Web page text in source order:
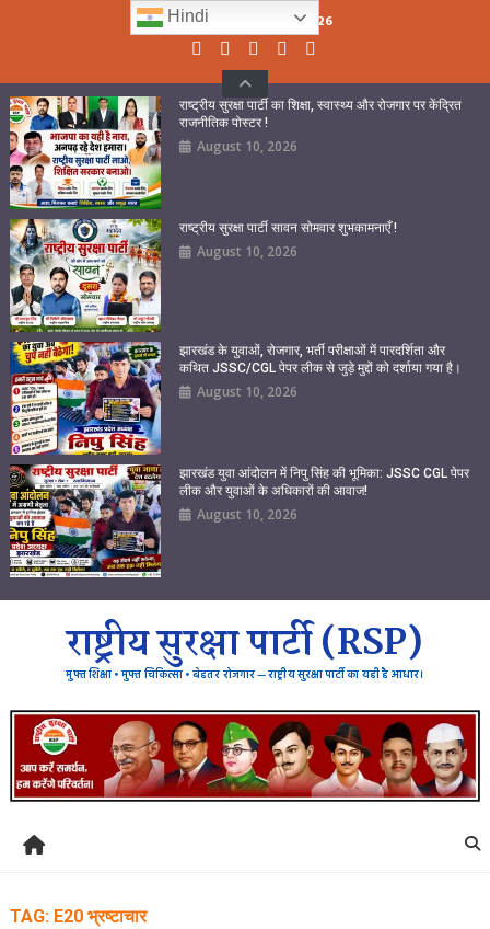
Monday, August 10, 2026
राष्ट्रीय सुरक्षा पार्टी का शिक्षा, स्वास्थ्य और रोजगार पर केंद्रित
राजनीतिक पोस्टर !
August 10, 2026
राष्ट्रीय सुरक्षा पार्टी सावन सोमवार शुभकामनाएँ !
August 10, 2026
झारखंड के युवाओं, रोजगार, भर्ती परीक्षाओं में पारदर्शिता और
कथित JSSC/CGL पेपर लीक से जुड़े मुद्दों को दर्शाया गया है।
August 10, 2026
झारखंड युवा आंदोलन में निपु सिंह की भूमिका: JSSC CGL पेपर
लीक और युवाओं के अधिकारों की आवाज!
August 10, 2026
राष्ट्रीय सुरक्षा पार्टी (RSP)
मुफ्त शिक्षा • मुफ्त चिकित्सा • बेहतर रोजगार — राष्ट्रीय सुरक्षा पार्टी का यही है आधार।
TAG: E20 भ्रष्टाचार
Hindi